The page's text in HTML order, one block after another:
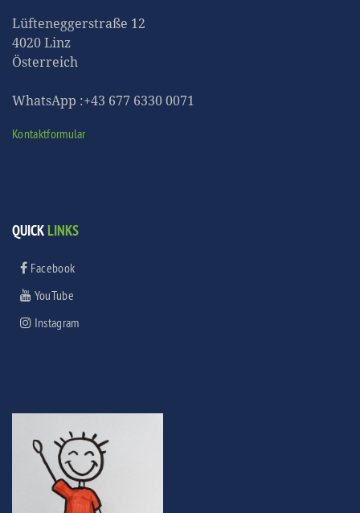
Lüfteneggerstraße 12
4020 Linz
Österreich
WhatsApp :+43 677 6330 0071
Kontaktformular
QUICKLINKS
Facebook
YouTube
Instagram